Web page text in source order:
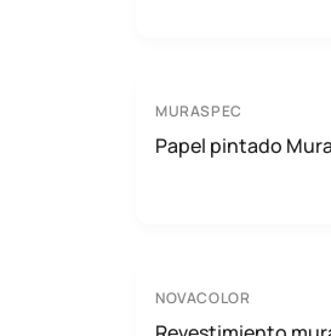
MURASPEC
Papel pintado
NOVACOLOR